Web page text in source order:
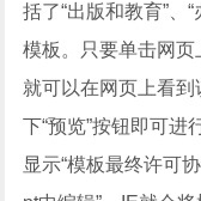
括了“出版和教育”、
模板。只要单击网页
就可以在网页上看
下“预览”按钮即可进
显示“模板最终许可